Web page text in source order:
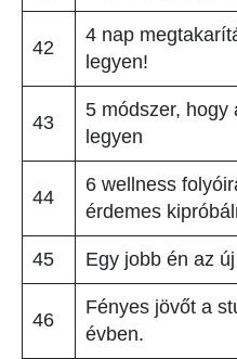
42
4 nap
legyen!
43
5 módszer, hogy
legyen
44
6 wellness
érdemes
45 Egy jobb én az
46
Fényes jövőt a
évben.